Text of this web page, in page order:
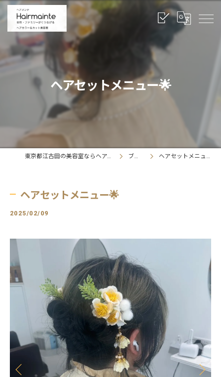
ヘアセットメニュー🌟
東京都江古田の美容室ならヘアメンテ ブログ ヘアセットメニュー🌟
ヘアセットメニュー🌟
2025/02/09